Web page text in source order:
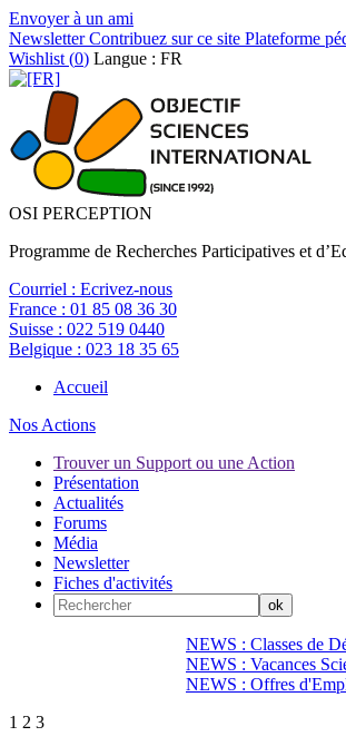
Envoyer à un ami
NewsletterContribuez sur ce site Plateforme
Wishlist (0) Langue : FR
OSI PERCEPTION
Programme de Recherches Participatives et
Courriel : Ecrivez-nous
France : 01 85 08 36 30
Suisse : 022 519 0440
Belgique : 023 18 35 65
Accueil
Nos Actions
Trouver un Support ou une Action
Présentation
Actualités
Forums
Média
Newsletter
Fiches d'activités
NEWS : Classes de
NEWS : Vacances
NEWS : Offres
1 2 3